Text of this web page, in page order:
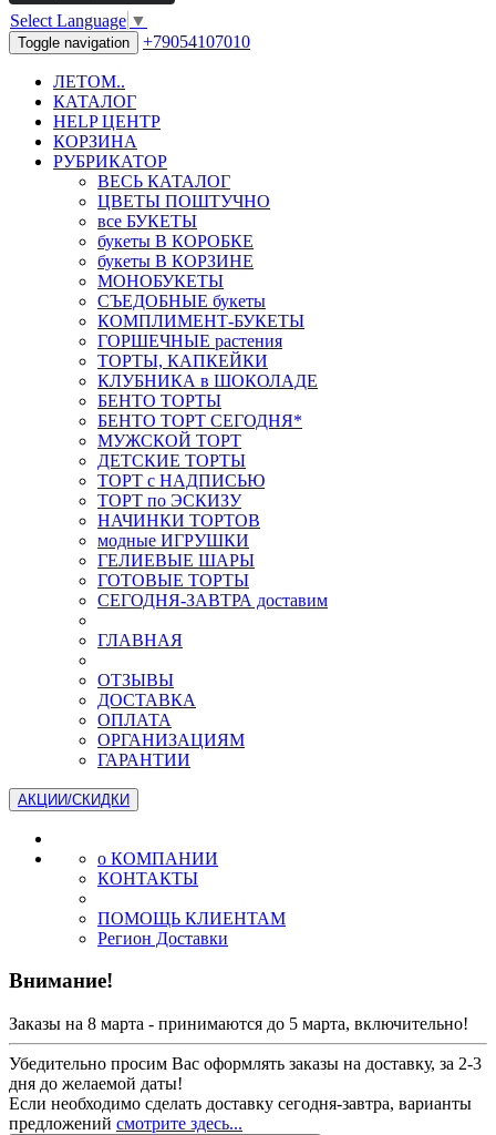
Select Language ▼
Toggle navigation +79054107010
ЛЕТОМ..
КАТАЛОГ
HELP ЦЕНТР
КОРЗИНА
РУБРИКАТОР
ВЕСЬ КАТАЛОГ
ЦВЕТЫ ПОШТУЧНО
все БУКЕТЫ
букеты В КОРОБКЕ
букеты В КОРЗИНЕ
МОНОБУКЕТЫ
СЪЕДОБНЫЕ букеты
КОМПЛИМЕНТ-БУКЕТЫ
ГОРШЕЧНЫЕ растения
ТОРТЫ, КАПКЕЙКИ
КЛУБНИКА в ШОКОЛАДЕ
БЕНТО ТОРТЫ
БЕНТО ТОРТ СЕГОДНЯ*
МУЖСКОЙ ТОРТ
ДЕТСКИЕ ТОРТЫ
ТОРТ с НАДПИСЬЮ
ТОРТ по ЭСКИЗУ
НАЧИНКИ ТОРТОВ
модные ИГРУШКИ
ГЕЛИЕВЫЕ ШАРЫ
ГОТОВЫЕ ТОРТЫ
СЕГОДНЯ-ЗАВТРА доставим
ГЛАВНАЯ
ОТЗЫВЫ
ДОСТАВКА
ОПЛАТА
ОРГАНИЗАЦИЯМ
ГАРАНТИИ
АКЦИИ/СКИДКИ
о КОМПАНИИ
КОНТАКТЫ
ПОМОЩЬ КЛИЕНТАМ
Регион Доставки
Внимание!
Заказы на 8 марта - принимаются до 5 марта, включительно!
Убедительно просим Вас оформлять заказы на доставку, за 2-3
дня до желаемой даты!
Если необходимо сделать доставку сегодня-завтра, варианты
предложений смотрите здесь...